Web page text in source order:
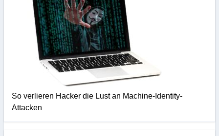
So verlieren Hacker die Lust an Machine-Identity-
Attacken